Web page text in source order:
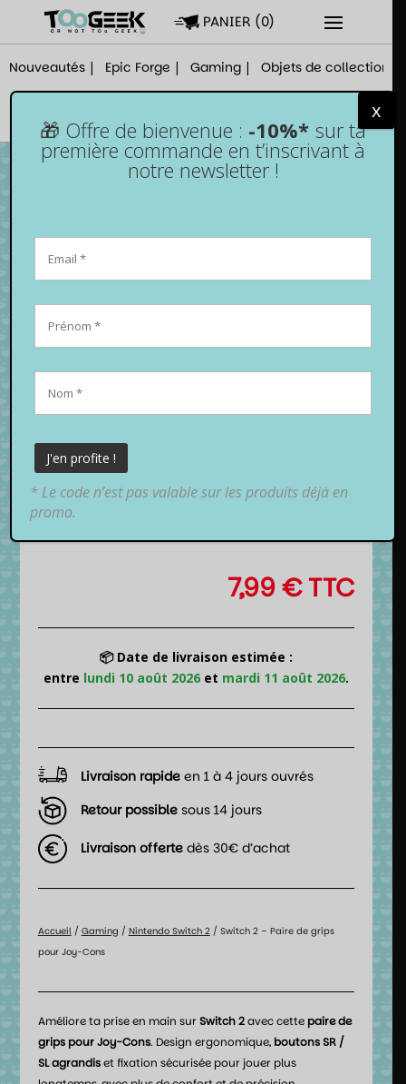
PANIER (0)
Nouveautés Epic Forge Gaming Objets de collection
7,99€TTC
📦 Date de livraison estimée :
entre lundi 10 août 2026 et mardi 11 août 2026.
Livraison rapide en 1 à 4 jours ouvrés
Retour possible sous 14 jours
Livraison offerte dès 30€ d’achat
Accueil/ Gaming / Nintendo Switch 2/ Switch 2 – Paire de grips
pour Joy-Cons
Améliore ta prise en main sur Switch 2avec cette paire de
grips pour Joy-Cons. Design ergonomique, boutons SR /
SL agrandiset fixation sécurisée pour jouer plus
🎁 Offre de bienvenue : -10%* sur ta
première commande en t’inscrivant à
notre newsletter !
* Le code n’est pas valable sur les produits déjà en
promo.
x